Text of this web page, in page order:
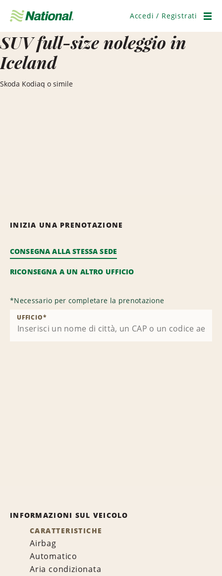
navigazione
Accedi / Registrati
SUV full-size noleggio in
Iceland
Skoda Kodiaq o simile
INIZIA UNA PRENOTAZIONE
CONSEGNA ALLA STESSA SEDE
RICONSEGNA A UN ALTRO UFFICIO
*Necessario per completare la prenotazione
UFFICIO*
INFORMAZIONI SUL VEICOLO
CARATTERISTICHE
Airbag
Automatico
Aria condizionata